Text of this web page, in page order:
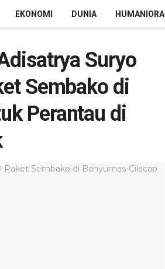
EKONOMI DUNIA HUMANIORA
Suryo
Sembako di
Perantau di